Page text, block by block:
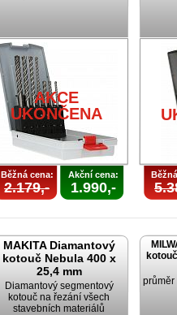
AKCE
UKONČENA
Běžná cena:
2.179,-
Akční cena:
1.990,-
MAKITA Diamantový
kotouč Nebula 400 x
25,4 mm
Diamantový segmentový
kotouč na řezání všech
stavebních materiálů
průměr